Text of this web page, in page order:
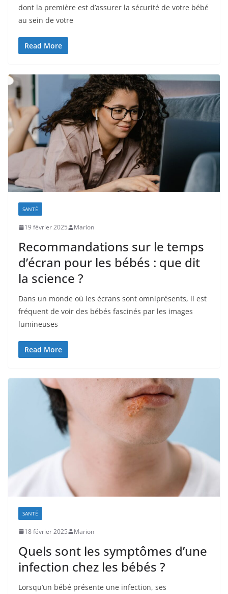
dont la première est d’assurer la sécurité de votre bébé
au sein de votre
Read More
SANTÉ
19 février 2025 Marion
Recommandations sur le temps
d’écran pour les bébés : que dit
la science ?
Dans un monde où les écrans sont omniprésents, il est
fréquent de voir des bébés fascinés par les images
lumineuses
Read More
SANTÉ
18 février 2025 Marion
Quels sont les symptômes d’une
infection chez les bébés ?
Lorsqu’un bébé présente une infection, ses